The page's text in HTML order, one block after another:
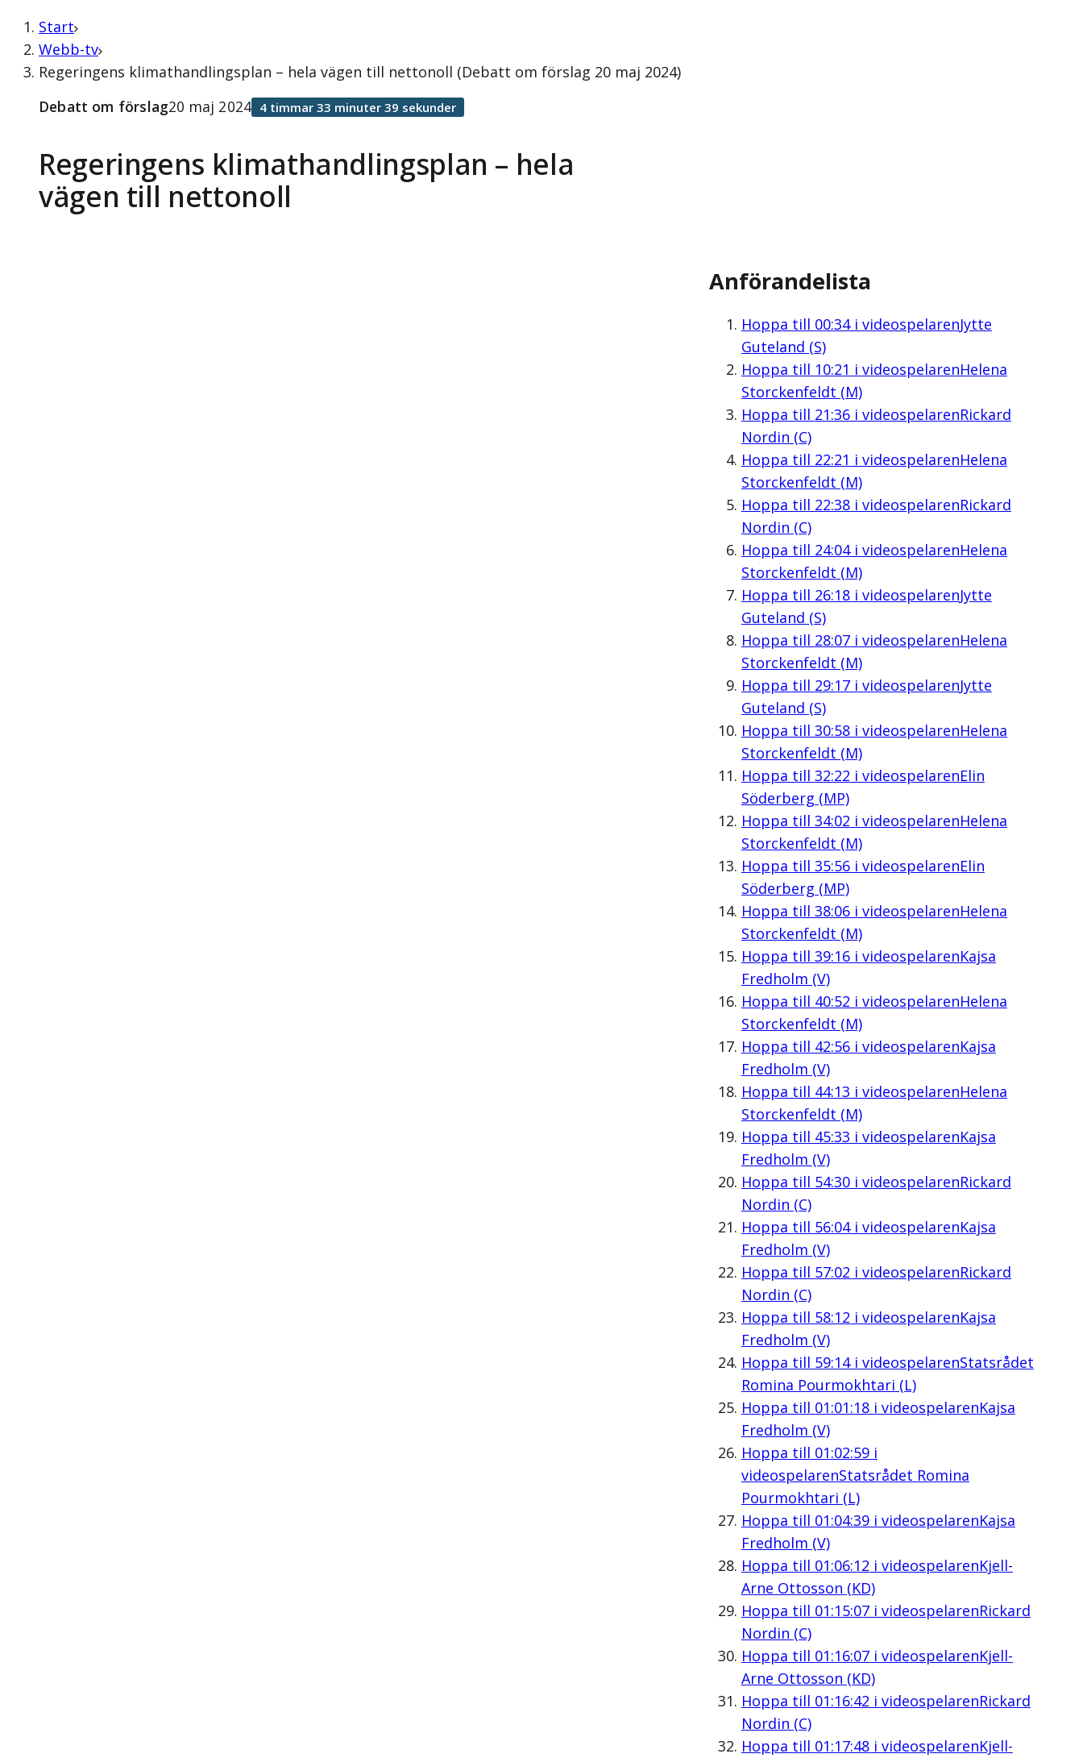
Start
Webb-tv
Regeringens klimathandlingsplan – hela vägen till nettonoll (Debatt om förslag 20 maj 2024)
Regeringens klimathandlingsplan – hela
vägen till nettonoll
Debatt om förslag20 maj 2024 4 timmar 33 minuter 39 sekunder
Anförandelista
Hoppa till 00:34i videospelarenJytte
Guteland (S)
Hoppa till 10:21 i videospelarenHelena
Storckenfeldt (M)
Hoppa till 21:36i videospelarenRickard
Nordin (C)
Hoppa till 22:21 i videospelarenHelena
Storckenfeldt (M)
Hoppa till 22:38i videospelarenRickard
Nordin (C)
Hoppa till 24:04i videospelarenHelena
Storckenfeldt (M)
Hoppa till 26:18i videospelarenJytte
Guteland (S)
Hoppa till 28:07i videospelarenHelena
Storckenfeldt (M)
Hoppa till 29:17i videospelarenJytte
Guteland (S)
Hoppa till 30:58i videospelarenHelena
Storckenfeldt (M)
Hoppa till 32:22 i videospelarenElin
Söderberg (MP)
Hoppa till 34:02 i videospelarenHelena
Storckenfeldt (M)
Hoppa till 35:56i videospelarenElin
Söderberg (MP)
Hoppa till 38:06i videospelarenHelena
Storckenfeldt (M)
Hoppa till 39:16i videospelarenKajsa
Fredholm (V)
Hoppa till 40:52 i videospelarenHelena
Storckenfeldt (M)
Hoppa till 42:56i videospelarenKajsa
Fredholm (V)
Hoppa till 44:13 i videospelarenHelena
Storckenfeldt (M)
Hoppa till 45:33 i videospelarenKajsa
Fredholm (V)
Hoppa till 54:30i videospelarenRickard
Nordin (C)
Hoppa till 56:04i videospelarenKajsa
Fredholm (V)
Hoppa till 57:02 i videospelarenRickard
Nordin (C)
Hoppa till 58:12 i videospelarenKajsa
Fredholm (V)
Hoppa till 59:14i videospelarenStatsrådet
Romina Pourmokhtari (L)
Hoppa till 01:01:18i videospelarenKajsa
Fredholm (V)
Hoppa till 01:02:59i
videospelarenStatsrådet Romina
Pourmokhtari (L)
Hoppa till 01:04:39i videospelarenKajsa
Fredholm (V)
Hoppa till 01:06:12 i videospelarenKjell-
Arne Ottosson (KD)
Hoppa till 01:15:07i videospelarenRickard
Nordin (C)
Hoppa till 01:16:07i videospelarenKjell-
Arne Ottosson (KD)
Hoppa till 01:16:42 i videospelarenRickard
Nordin (C)
Hoppa till 01:17:48i videospelarenKjell-